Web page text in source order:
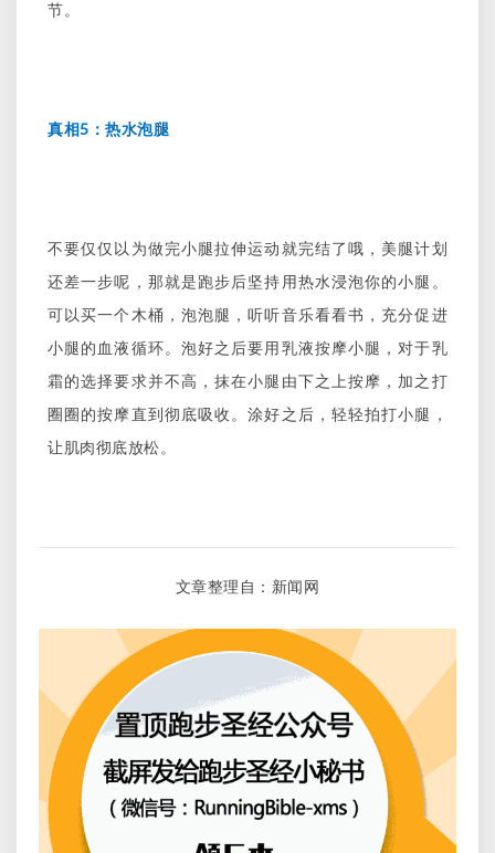
节。
真相5 ：热水泡腿
不要仅仅以为做完小腿拉伸运动就完结了哦，美腿计划
还差一步呢，那就是跑步后坚持用热水浸泡你的小腿。
可以买一个木桶，泡泡腿，听听音乐看看书，充分促进
小腿的血液循环。泡好之后要用乳液按摩小腿，对于乳
霜的选择要求并不高，抹在小腿由下之上按摩，加之打
圈圈的按摩直到彻底吸收。涂好之后，轻轻拍打小腿，
让肌肉彻底放松。
文章整理自：新闻网